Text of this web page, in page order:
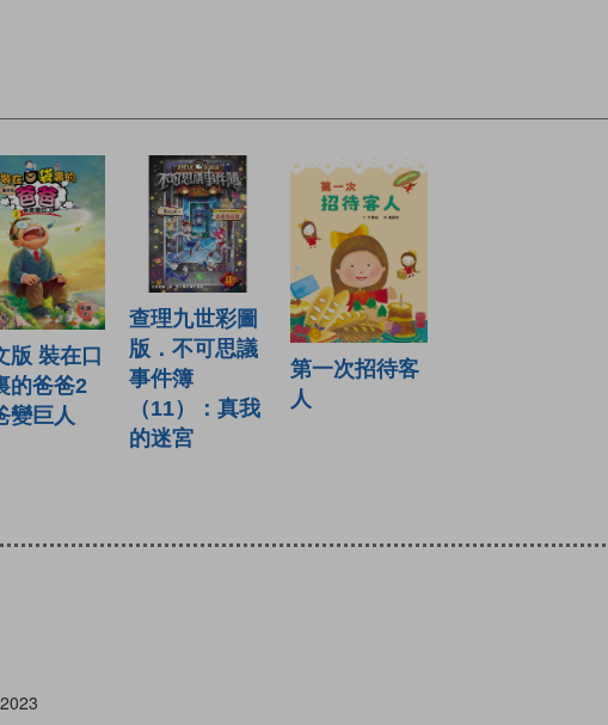
版 裝在口
的爸爸2
變巨人
查理九世彩圖
版．不可思議
事件簿
（11）：真我
的迷宮
第一次招待客
人